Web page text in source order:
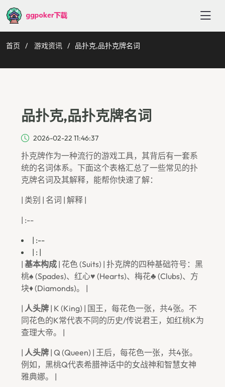
首页 游戏资讯 品扑克,品扑克牌名词
品扑克,品扑克牌名词
2026-02-22 11:46:37
扑克牌作为一种流行的游戏工具，其背后有一套系
统的名词体系。下面这个表格汇总了一些常见的扑
克牌名词及其解释，能帮你快速了解：
| 类别 | 名词 | 解释 |
| :--
| :--
| : |
| 基本构成 | 花色 (Suits) | 扑克牌的四种基础符号：黑
桃♠ (Spades)、红心♥ (Hearts)、梅花♣ (Clubs)、方
块♦ (Diamonds)。 |
| 人头牌 | K (King) | 国王，每花色一张，共4张。不
同花色的K常代表不同的历史/传说君王，如红桃K为
查理大帝。 |
| 人头牌 | Q (Queen) | 王后，每花色一张，共4张。
例如，黑桃Q代表希腊神话中的女战神和智慧女神
雅典娜。 |